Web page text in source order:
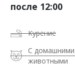
после 12:00
Курение
С домашними
животными